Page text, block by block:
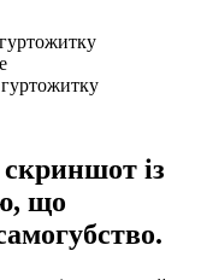
із
що